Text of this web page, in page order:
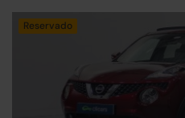
Reservado